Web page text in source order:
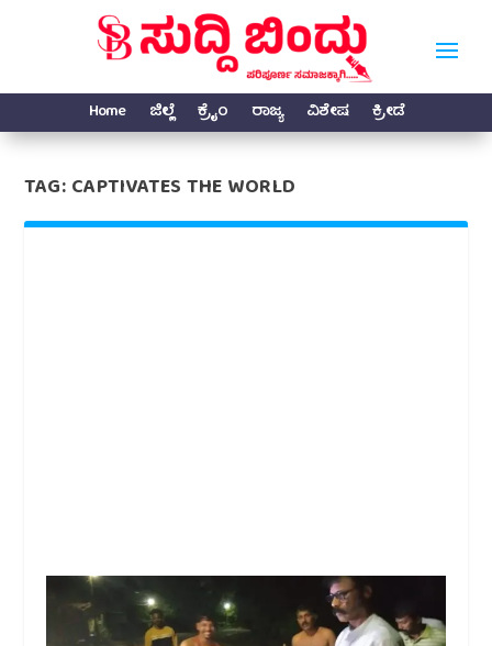
Home ಜಿಲ್ಲೆ ಕ್ರೈಂ ರಾಜ್ಯ ವಿಶೇಷ ಕ್ರೀಡೆ
TAG:CAPTIVATES THE WORLD